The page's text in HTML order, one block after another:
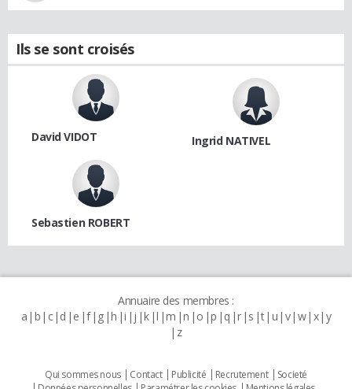
Ils se sont croisés
David VIDOT Ingrid NATIVEL
Sebastien ROBERT
Annuaire des membres :
a b c d e f g h i j k l m n o p q r s t u v w x y
z
Qui sommes nous Contact Publicité Recrutement
Societé